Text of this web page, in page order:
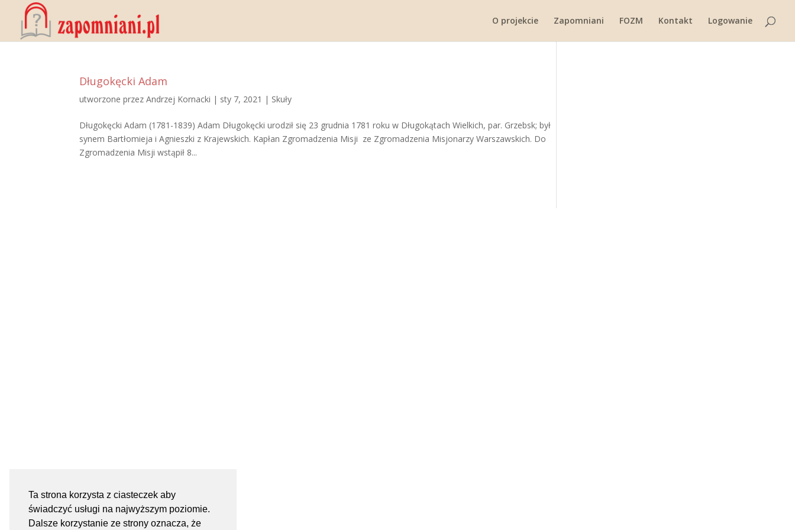
Ta strona korzysta z ciasteczek aby
świadczyć usługi na najwyższym poziomie.
Dalsze korzystanie ze strony oznacza, że
O projekcie Zapomniani FOZM Kontakt Logowanie
Długokęcki Adam
utworzone przezAndrzej Kornacki | sty 7, 2021 | Skuły
Długokęcki Adam (1781-1839) Adam Długokęcki urodził się 23 grudnia 1781 roku w Długokątach Wielkich, par. Grzebsk; był
synem Bartłomieja i Agnieszki z Krajewskich. Kapłan Zgromadzenia Misji ze Zgromadzenia Misjonarzy Warszawskich. Do
Zgromadzenia Misji wstąpił 8...